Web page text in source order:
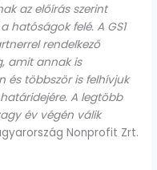
az előírás szerint
hatóságok felé. A GS1
rendelkező
amit annak is
és többször is felhívjuk
A legtöbb
év végén válik
Nonprofit Zrt.